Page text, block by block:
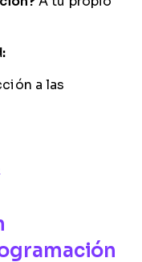
a las